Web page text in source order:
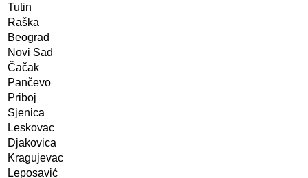
Tutin
Raška
Beograd
Novi Sad
Čačak
Pančevo
Priboj
Sjenica
Leskovac
Djakovica
Kragujevac
Leposavić